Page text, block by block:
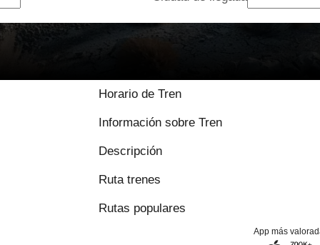
Horario de Tren
Información sobre Tren
Descripción
Ruta trenes
Rutas populares
App más
9 / 10 basado